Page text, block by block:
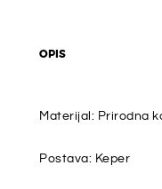
OPIS
Materijal: Prirodna
Postava: Keper